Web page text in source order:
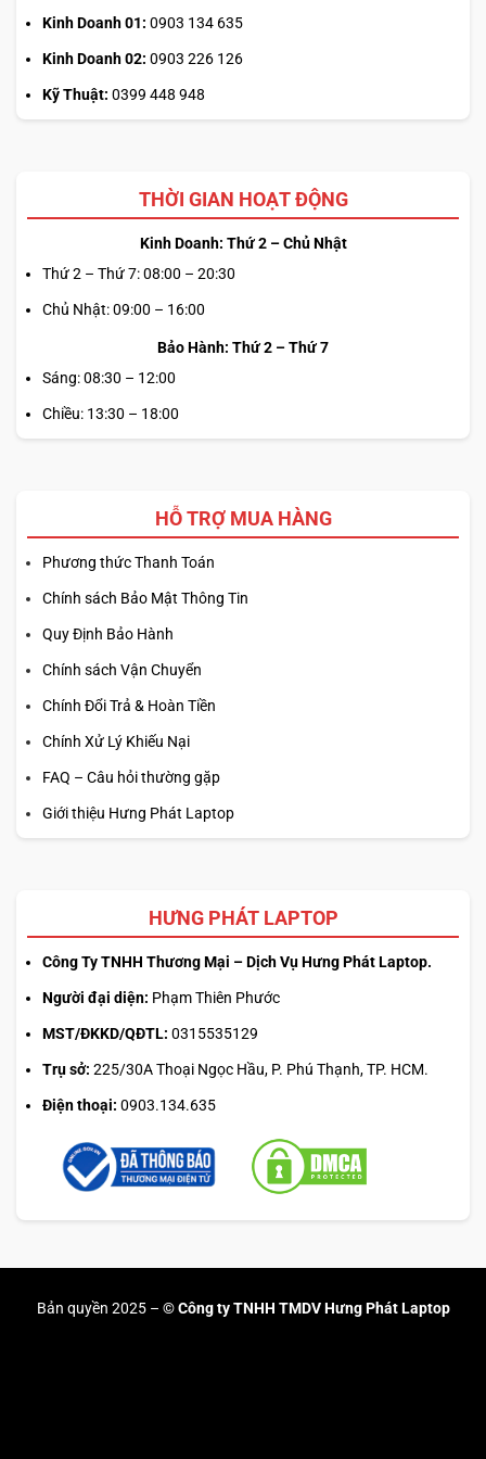
Kinh Doanh 01: 0903 134 635
Kinh Doanh 02: 0903 226 126
Kỹ Thuật: 0399 448 948
THỜI GIAN HOẠT ĐỘNG
Kinh Doanh: Thứ 2 – Chủ Nhật
Thứ 2 – Thứ 7: 08:00 – 20:30
Chủ Nhật: 09:00 – 16:00
Bảo Hành: Thứ 2 – Thứ 7
Sáng: 08:30 – 12:00
Chiều: 13:30 – 18:00
HỖ TRỢ MUA HÀNG
Phương thức Thanh Toán
Chính sách Bảo Mật Thông Tin
Quy Định Bảo Hành
Chính sách Vận Chuyển
Chính Đổi Trả & Hoàn Tiền
Chính Xử Lý Khiếu Nại
FAQ – Câu hỏi thường gặp
Giới thiệu Hưng Phát Laptop
HƯNG PHÁT LAPTOP
Công Ty TNHH Thương Mại – Dịch Vụ Hưng Phát Laptop.
Người đại diện: Phạm Thiên Phước
MST/ĐKKD/QĐTL: 0315535129
Trụ sở: 225/30A Thoại Ngọc Hầu, P. Phú Thạnh, TP. HCM.
Điện thoại: 0903.134.635
Bản quyền 2025 – © Công ty TNHH TMDV Hưng Phát Laptop